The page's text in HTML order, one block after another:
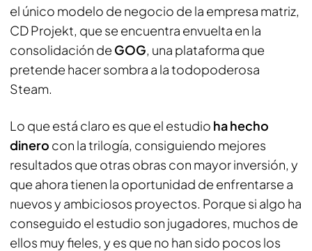
el único modelo de negocio de la empresa matriz,
CD Projekt, que se encuentra envuelta en la
consolidación de GOG, una plataforma que
pretende hacer sombra a la todopoderosa
Steam.
Lo que está claro es que el estudio ha hecho
dinero con la trilogía, consiguiendo mejores
resultados que otras obras con mayor inversión, y
que ahora tienen la oportunidad de enfrentarse a
nuevos y ambiciosos proyectos. Porque si algo ha
conseguido el estudio son jugadores, muchos de
ellos muy fieles, y es que no han sido pocos los